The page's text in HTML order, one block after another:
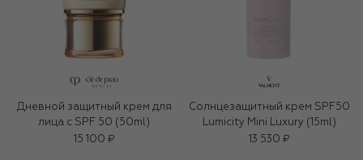
Дневной защитный крем для
лица с SPF 50 (50ml)
15 100 ₽
Солнцезащитный крем SPF50
Lumicity Mini Luxury (15ml)
13 530 ₽